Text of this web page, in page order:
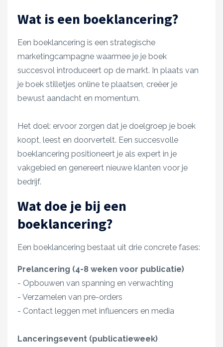
Wat is een boeklancering?
Een boeklancering is een strategische
marketingcampagne waarmee je je boek
succesvol introduceert op de markt. In plaats van
je boek stilletjes online te plaatsen, creëer je
bewust aandacht en momentum.
Het doel: ervoor zorgen dat je doelgroep je boek
koopt, leest en doorvertelt. Een succesvolle
boeklancering positioneert je als expert in je
vakgebied en genereert nieuwe klanten voor je
bedrijf.
Wat doe je bij een
boeklancering?
Een boeklancering bestaat uit drie concrete fases:
Prelancering (4-8 weken voor publicatie)
- Opbouwen van spanning en verwachting
- Verzamelen van pre-orders
- Contact leggen met influencers en media
Lanceringsevent (publicatieweek)